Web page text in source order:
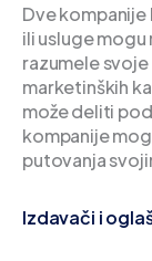
Dve
ili usluge
razumele
marketinških
može deliti
kompanije
putovanja
Izdavači i